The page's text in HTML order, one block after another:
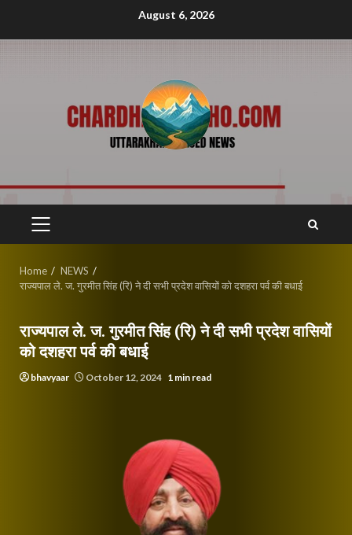
August 6, 2026
PRIMARY
Home
NEWS
राज्यपाल ले. ज. गुरमीत सिंह (रि) ने दी सभी प्रदेश वासियों को दशहरा पर्व की बधाई
राज्यपाल ले. ज. गुरमीत सिंह (रि) ने दी सभी प्रदेश वासियों
को दशहरा पर्व की बधाई
bhavyaar October 12, 2024 1 min read